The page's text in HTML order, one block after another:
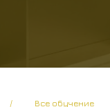
Все обучение
/